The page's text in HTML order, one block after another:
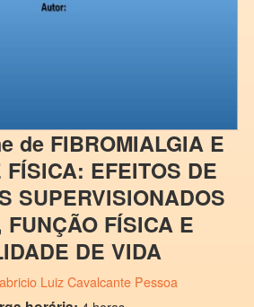
de FIBROMIALGIA E
FÍSICA: EFEITOS DE
SUPERVISIONADOS
FUNÇÃO FÍSICA E
DE VIDA
Luiz Cavalcante Pessoa